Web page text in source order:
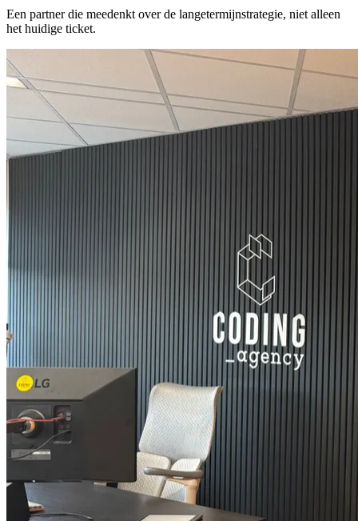
Een partner die meedenkt over de langetermijnstrategie, niet alleen
het huidige ticket.